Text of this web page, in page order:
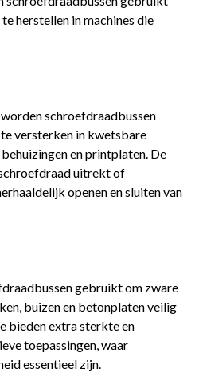
herstellen in machines die
schroefdraadbussen
versterken in kwetsbare
en printplaten. De
uitrekt of
openen en sluiten van
gebruikt om zware
buizen en betonplaten veilig
bieden extra sterkte en
toepassingen, waar
essentieel zijn.